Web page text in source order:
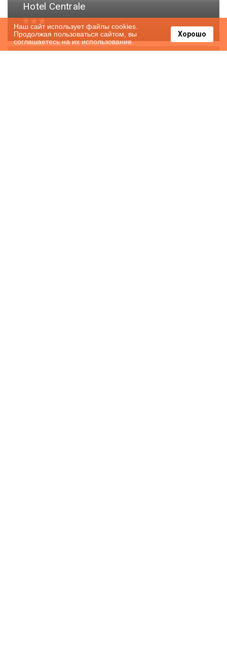
Hotel Centrale
Наш сайт использует файлы cookies.
Продолжая пользоваться сайтом, вы
соглашаетесь на их использование.
Хорошо